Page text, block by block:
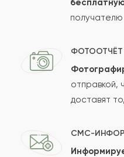
Оставить свой
Ваш e-mail
Рейтинг:
ФОТООТЧЁТ
отправкой,
доставят
СМС-